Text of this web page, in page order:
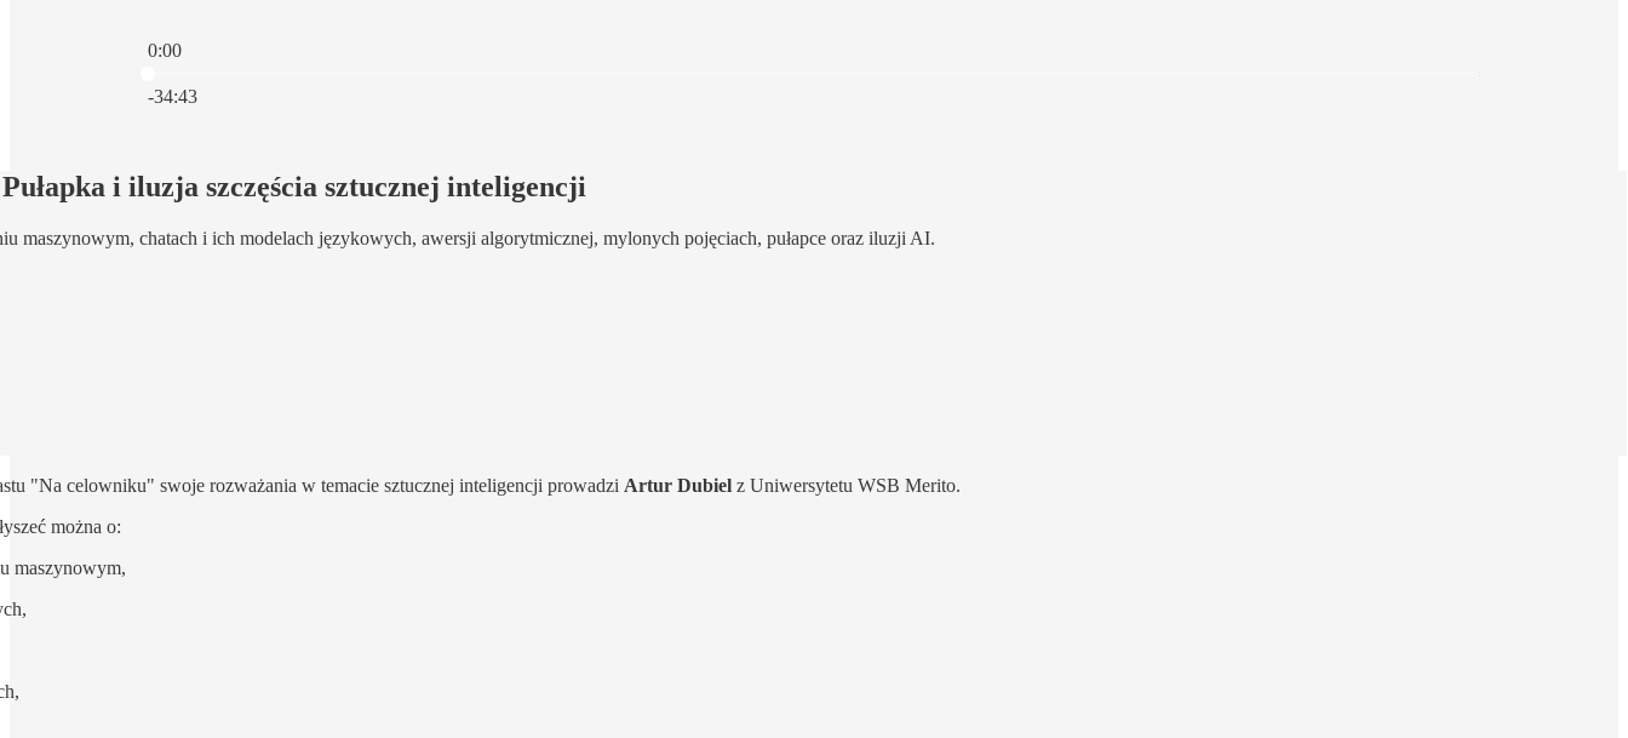
0:00
-34:43
i iluzja szczęścia sztucznej inteligencji
maszynowym, chatach i ich modelach językowych, awersji algorytmicznej, mylonych pojęciach, pułapce oraz iluzji AI.
"Na celowniku" swoje rozważania w temacie sztucznej inteligencji prowadzi Artur Dubiel z Uniwersytetu WSB Merito.
można o:
maszynowym,